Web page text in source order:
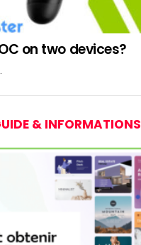
on two devices?
& INFORMATIONS